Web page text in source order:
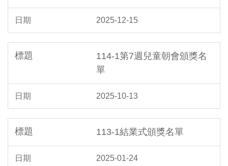
2025-12-15
114-1第7週兒童朝會頒獎名
單
2025-10-13
113-1結業式頒獎名單
2025-01-24